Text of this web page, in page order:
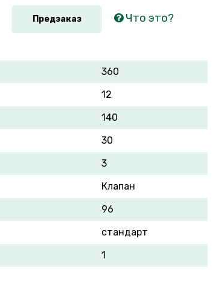
Предзаказ Что это?
360
12
140
30
3
Клапан
96
стандарт
1